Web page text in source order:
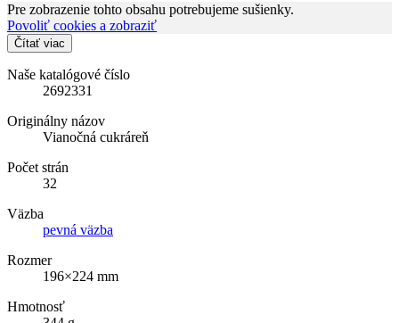
Pre zobrazenie tohto obsahu potrebujeme sušienky.
Povoliť cookies a zobraziť
Čítať viac
Naše katalógové číslo
2692331
Originálny názov
Vianočná cukráreň
Počet strán
32
Väzba
pevná väzba
Rozmer
196×224 mm
Hmotnosť